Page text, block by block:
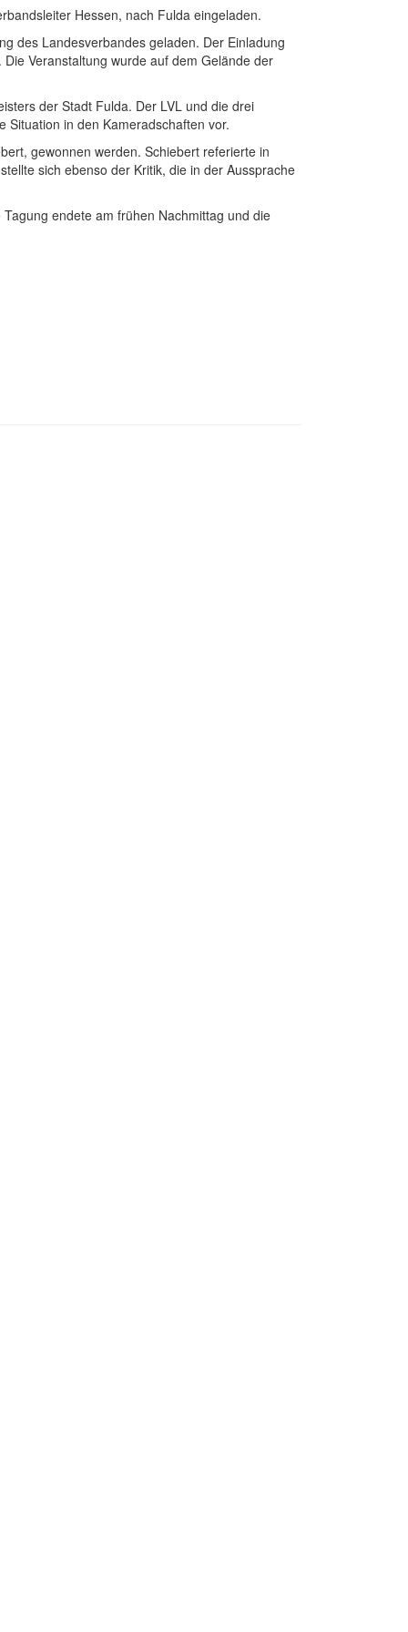
Hessen, nach Fulda eingeladen.
des Landesverbandes geladen. Der Einladung
Veranstaltung wurde auf dem Gelände der
der Stadt Fulda. Der LVL und die drei
Situation in den Kameradschaften vor.
gewonnen werden. Schiebert referierte in
sich ebenso der Kritik, die in der Aussprache
endete am frühen Nachmittag und die